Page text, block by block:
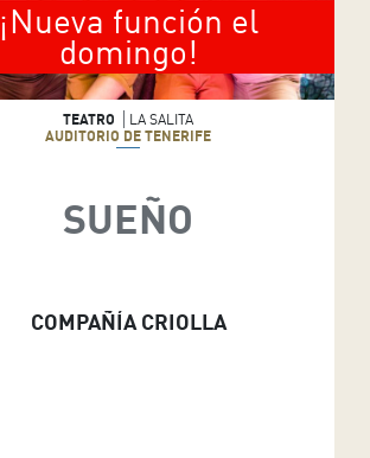
¡Nueva función el
domingo!
TEATRO
LA SALITA
AUDITORIO DE TENERIFE
SUEÑO
COMPAÑÍA CRIOLLA